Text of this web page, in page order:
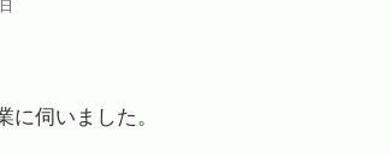
伺いました。